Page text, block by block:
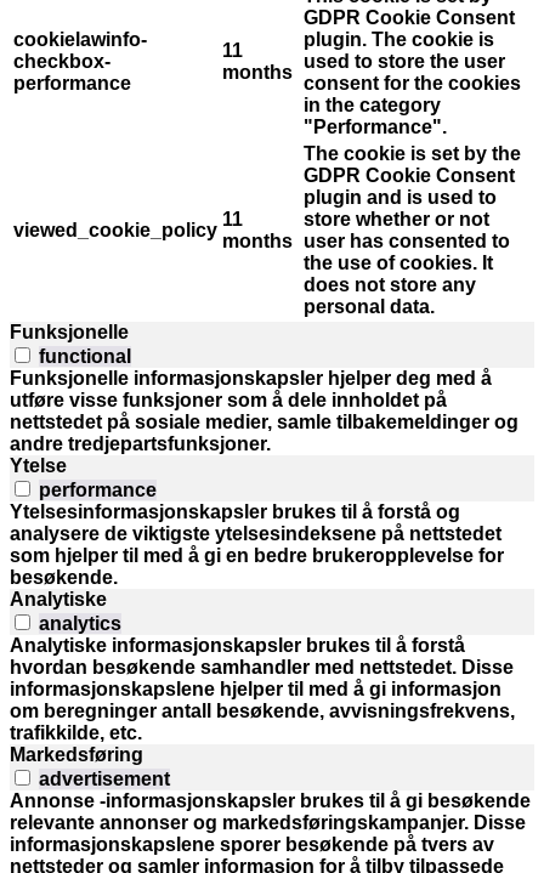
cookielawinfo-
checkbox-
performance
11
months
GDPR Cookie Consent
plugin. The cookie is
used to store the user
consent for the cookies
in the category
"Performance".
viewed_cookie_policy
11
months
The cookie is set by the
GDPR Cookie Consent
plugin and is used to
store whether or not
user has consented to
the use of cookies. It
does not store any
personal data.
Funksjonelle
functional
Funksjonelle informasjonskapsler hjelper deg med å
utføre visse funksjoner som å dele innholdet på
nettstedet på sosiale medier, samle tilbakemeldinger og
andre tredjepartsfunksjoner.
Ytelse
performance
Ytelsesinformasjonskapsler brukes til å forstå og
analysere de viktigste ytelsesindeksene på nettstedet
som hjelper til med å gi en bedre brukeropplevelse for
besøkende.
Analytiske
analytics
Analytiske informasjonskapsler brukes til å forstå
hvordan besøkende samhandler med nettstedet. Disse
informasjonskapslene hjelper til med å gi informasjon
om beregninger antall besøkende, avvisningsfrekvens,
trafikkilde, etc.
Markedsføring
advertisement
Annonse -informasjonskapsler brukes til å gi besøkende
relevante annonser og markedsføringskampanjer. Disse
informasjonskapslene sporer besøkende på tvers av
nettsteder og samler informasjon for å tilby tilpassede